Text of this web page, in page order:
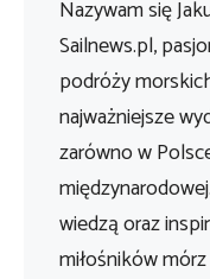
Nazywam się
Sailnews.pl,
podróży
najważniejsze
zarówno w
wiedzą oraz
miłośników